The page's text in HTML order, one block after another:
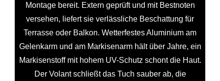
Montage bereit. Extern geprüft und mit Bestnoten
versehen, liefert sie verlässliche Beschattung für
Terrasse oder Balkon. Wetterfestes Aluminium am
Gelenkarm und am Markisenarm hält über Jahre, ein
Markisenstoff mit hohem UV-Schutz schont die Haut.
Der Volant schließt das Tuch sauber ab, die